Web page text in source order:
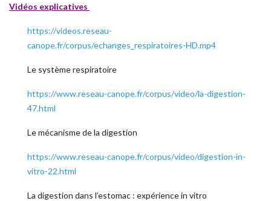
Vidéos explicatives
https://videos.reseau-
canope.fr/corpus/echanges_respiratoires-HD.mp4
Le système respiratoire
https://www.reseau-canope.fr/corpus/video/la-digestion-
47.html
Le mécanisme de la digestion
https://www.reseau-canope.fr/corpus/video/digestion-in-
vitro-22.html
La digestion dans l’estomac : expérience in vitro